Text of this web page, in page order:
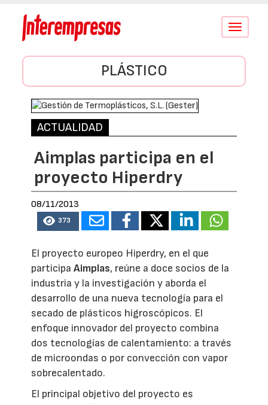
Conmutar
PLÁSTICO
ACTUALIDAD
Aimplas participa en el
proyecto Hiperdry
08/11/2013
373
El proyecto europeo Hiperdry, en el que
participaAimplas, reúne a doce socios de la
industria y la investigación y aborda el
desarrollo de una nueva tecnología para el
secado de plásticos higroscópicos. El
enfoque innovador del proyecto combina
dos tecnologías de calentamiento: a través
de microondas o por convección con vapor
sobrecalentado.
El principal objetivo del proyecto es